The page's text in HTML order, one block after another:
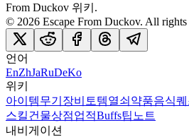
From Duckov 위키.
© 2026 Escape From Duckov. All rights
언어
EnZhJaRuDeKo
위키
아이템무기 장비 토템열쇠 약품음식
스킬건물상점업적Buffs팁 노트
내비게이션